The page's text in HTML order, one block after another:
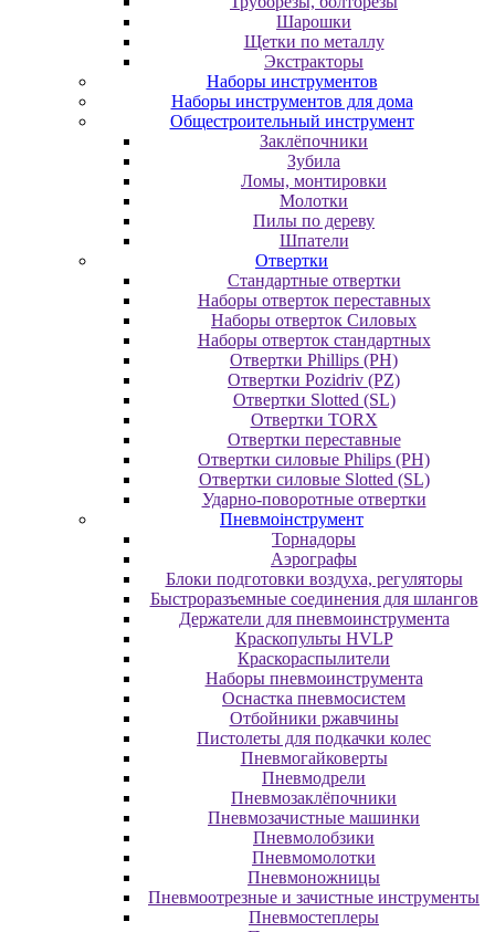
Шарошки
Щетки по металлу
Экcтpaктopы
Наборы инструментов
Наборы инструментов для дома
Общестроительный инструмент
Заклёпочники
Зубила
Ломы, монтировки
Молотки
Пилы по дереву
Шпатели
Отвертки
Cтандартные отвертки
Наборы отверток переставных
Наборы отверток Силовых
Наборы отверток стандартных
Отвертки Phillips (PH)
Отвертки Pozidriv (PZ)
Отвертки Slotted (SL)
Отвертки TORX
Отвертки переставные
Отвертки силовые Philips (PH)
Отвертки силовые Slotted (SL)
Ударно-поворотные отвертки
Пневмоінструмент
Topнaдopы
Аэрографы
Блоки подготовки воздуха, регуляторы
Быстроразъемные соединения для шлангов
Держатели для пневмоинструмента
Краскопульты HVLP
Краскораспылители
Наборы пневмоинструмента
Оснастка пневмосистем
Отбойники ржавчины
Пистолеты для подкачки колес
Пневмогайковерты
Пневмодрели
Пневмозаклёпочники
Пневмозачистные машинки
Пневмолобзики
Пневмомолотки
Пневмоножницы
Пневмоотрезные и зачистные инструменты
Пневмостеплеры